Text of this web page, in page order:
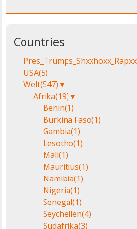
Countries
USA(5)
Welt(547)▼
Afrika(19)▼
Benin(1)
Burkina Faso(1)
Gambia(1)
Lesotho(1)
Mali(1)
Mauritius(1)
Namibia(1)
Nigeria(1)
Senegal(1)
Seychellen(4)
Südafrika(3)